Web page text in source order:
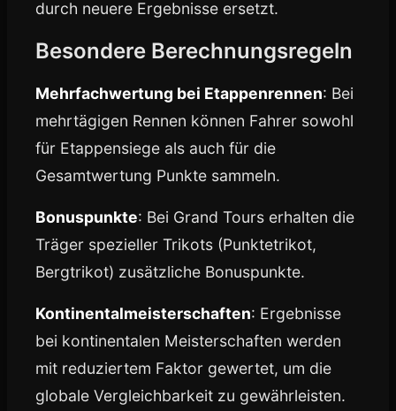
durch neuere Ergebnisse ersetzt.
Besondere Berechnungsregeln
Mehrfachwertung bei Etappenrennen: Bei
mehrtägigen Rennen können Fahrer sowohl
für Etappensiege als auch für die
Gesamtwertung Punkte sammeln.
Bonuspunkte: Bei Grand Tours erhalten die
Träger spezieller Trikots (Punktetrikot,
Bergtrikot) zusätzliche Bonuspunkte.
Kontinentalmeisterschaften: Ergebnisse
bei kontinentalen Meisterschaften werden
mit reduziertem Faktor gewertet, um die
globale Vergleichbarkeit zu gewährleisten.